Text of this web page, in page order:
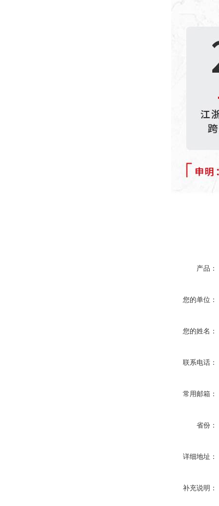
产品：
您的单位：
您的姓名：
联系电话：
常用邮箱：
省份：
详细地址：
补充说明：